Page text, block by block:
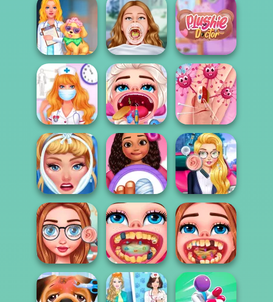
ASMR Beauty Homeless
Doc Darling Bone
Surgery
My Cute Pet Care
TikTok Diva
Dentist
Adventures
Plushie Doctor
My Hospital
Adventure
Sisters Extreme
Throat
Emergen...
Beauty's Thumb
Emergency
Princess Dentist
Adventure
Island Princess
Nail Emergency
Blondie Licensed
To Drive